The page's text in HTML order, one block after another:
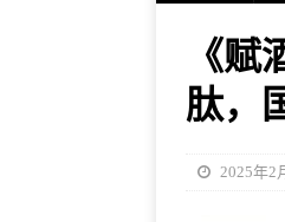
《
肽，
2025年2